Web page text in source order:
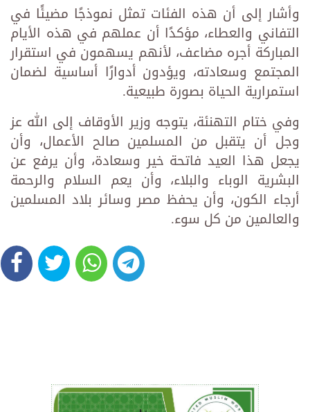
وأشار إلى أن هذه الفئات تمثل نموذجًا مضيئًا في
التفاني والعطاء، مؤكدًا أن عملهم في هذه الأيام
المباركة أجره مضاعف، لأنهم يسهمون في استقرار
المجتمع وسعادته، ويؤدون أدوارًا أساسية لضمان
استمرارية الحياة بصورة طبيعية.
وفي ختام التهنئة، يتوجه وزير الأوقاف إلى الله عز
وجل أن يتقبل من المسلمين صالح الأعمال، وأن
يجعل هذا العيد فاتحة خير وسعادة، وأن يرفع عن
البشرية الوباء والبلاء، وأن يعم السلام والرحمة
أرجاء الكون، وأن يحفظ مصر وسائر بلاد المسلمين
والعالمين من كل سوء.